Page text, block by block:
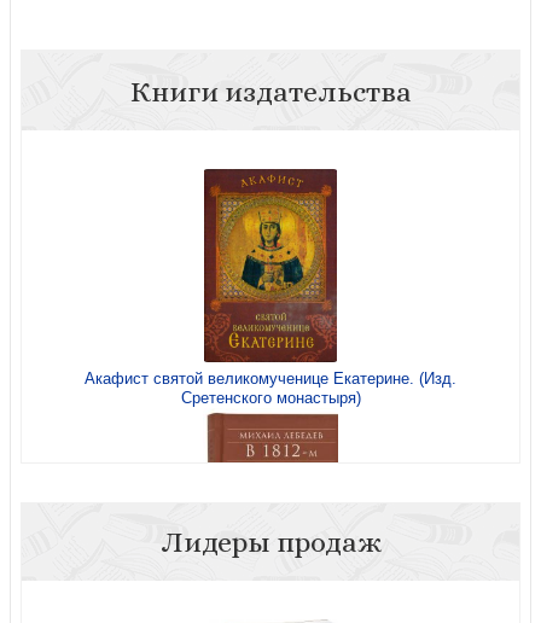
Книги издательства
Акафист святой великомученице Екатерине. (Изд.
Сретенского монастыря)
В 1812-м грозовом
Лидеры продаж